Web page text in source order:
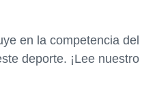
en la competencia
deporte. ¡Lee